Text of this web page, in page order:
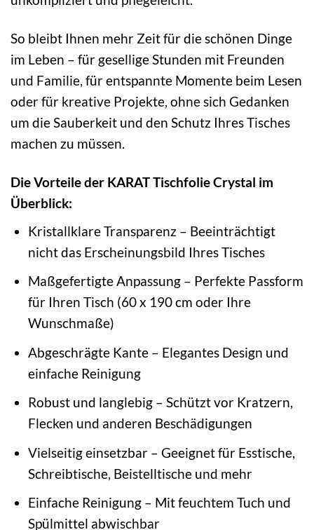
So bleibt Ihnen mehr Zeit für die schönen Dinge
im Leben – für gesellige Stunden mit Freunden
und Familie, für entspannte Momente beim Lesen
oder für kreative Projekte, ohne sich Gedanken
um die Sauberkeit und den Schutz Ihres Tisches
machen zu müssen.
Die Vorteile der KARAT Tischfolie Crystal im
Überblick:
Kristallklare Transparenz – Beeinträchtigt
nicht das Erscheinungsbild Ihres Tisches
Maßgefertigte Anpassung – Perfekte Passform
für Ihren Tisch (60 x 190 cm oder Ihre
Wunschmaße)
Abgeschrägte Kante – Elegantes Design und
einfache Reinigung
Robust und langlebig – Schützt vor Kratzern,
Flecken und anderen Beschädigungen
Vielseitig einsetzbar – Geeignet für Esstische,
Schreibtische, Beistelltische und mehr
Einfache Reinigung – Mit feuchtem Tuch und
Spülmittel abwischbar